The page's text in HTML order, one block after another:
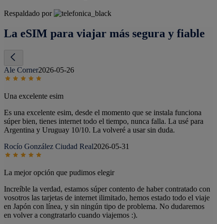
Respaldado por
La eSIM para viajar más segura y fiable
Ale Corner2026-05-26
Una excelente esim
Es una excelente esim, desde el momento que se instala funciona
súper bien, tienes internet todo el tiempo, nunca falla. La usé para
Argentina y Uruguay 10/10. La volveré a usar sin duda.
Rocío González Ciudad Real2026-05-31
La mejor opción que pudimos elegir
Increíble la verdad, estamos súper contento de haber contratado con
vosotros las tarjetas de internet ilimitado, hemos estado todo el viaje
en Japón con línea, y sin ningún tipo de problema. No dudaremos
en volver a congtratarlo cuando viajemos :).